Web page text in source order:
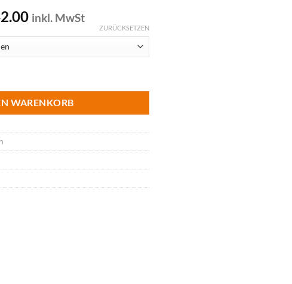
Aktueller
CHF 42.00.
inkl. MwSt
ZURÜCKSETZEN
WARENKORB